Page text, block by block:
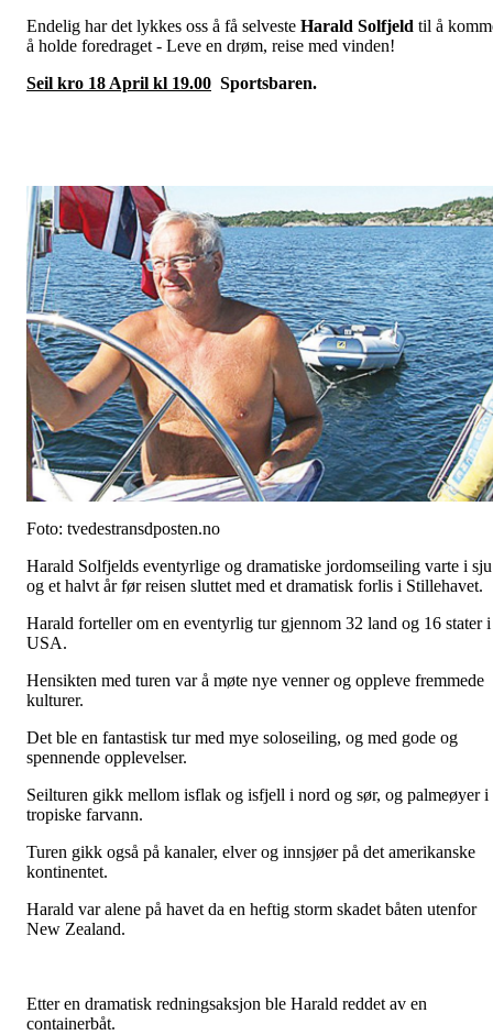
Endelig har det lykkes oss å få selveste Harald Solfjeld til å
å holde foredraget - Leve en drøm, reise med vinden!
Seil kro 18 April kl 19.00 Sportsbaren.
Foto: tvedestransdposten.no
Harald Solfjelds eventyrlige og dramatiske jordomseiling varte i sju
og et halvt år før reisen sluttet med et dramatisk forlis i Stillehavet.
Harald forteller om en eventyrlig tur gjennom 32 land og 16 stater i
USA.
Hensikten med turen var å møte nye venner og oppleve fremmede
kulturer.
Det ble en fantastisk tur med mye soloseiling, og med gode og
spennende opplevelser.
Seilturen gikk mellom isflak og isfjell i nord og sør, og palmeøyer i
tropiske farvann.
Turen gikk også på kanaler, elver og innsjøer på det amerikanske
kontinentet.
Harald var alene på havet da en heftig storm skadet båten utenfor
New Zealand.
Etter en dramatisk redningsaksjon ble Harald reddet av en
containerbåt.